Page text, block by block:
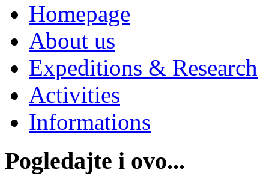
Homepage
About us
Expeditions & Research
Activities
Informations
Pogledajte i ovo...